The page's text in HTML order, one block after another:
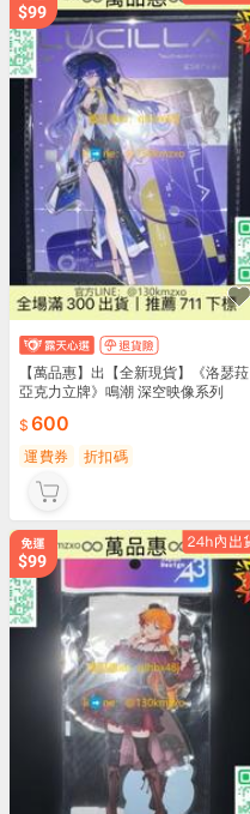
【萬品惠】出【全新現貨】《洛瑟菈
亞克力立牌》鳴潮 深空映像系列
600
運費券 折扣碼